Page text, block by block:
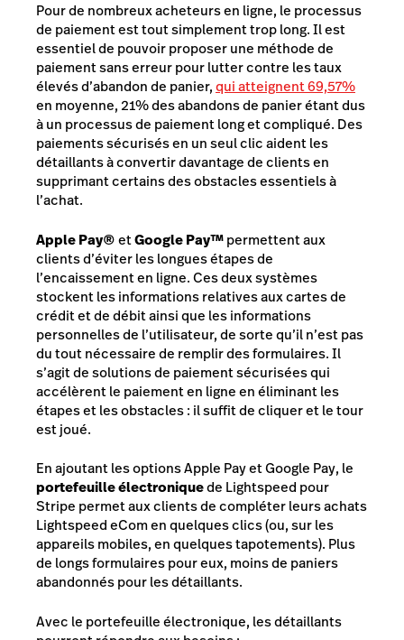
Pour de nombreux acheteurs en ligne, le processus
de paiement est tout simplement trop long. Il est
essentiel de pouvoir proposer une méthode de
paiement sans erreur pour lutter contre les taux
élevés d’abandon de panier,qui atteignent 69,57%
en moyenne, 21% des abandons de panier étant dus
à un processus de paiement long et compliqué. Des
paiements sécurisés en un seul clic aident les
détaillants à convertir davantage de clients en
supprimant certains des obstacles essentiels à
l’achat.
Apple Pay®etGoogle Pay™permettent aux
clients d’éviter les longues étapes de
l’encaissement en ligne. Ces deux systèmes
stockent les informations relatives aux cartes de
crédit et de débit ainsi que les informations
personnelles de l’utilisateur, de sorte qu’il n’est pas
du tout nécessaire de remplir des formulaires. Il
s’agit de solutions de paiement sécurisées qui
accélèrent le paiement en ligne en éliminant les
étapes et les obstacles : il suffit de cliquer et le tour
est joué.
En ajoutant les options Apple Pay et Google Pay, le
portefeuille électroniquede Lightspeed pour
Stripe permet aux clients de compléter leurs achats
Lightspeed eCom en quelques clics (ou, sur les
appareils mobiles, en quelques tapotements). Plus
de longs formulaires pour eux, moins de paniers
abandonnés pour les détaillants.
Avec le portefeuille électronique, les détaillants